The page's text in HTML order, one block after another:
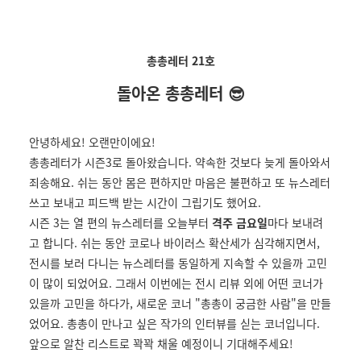
총총레터 21호
돌아온 총총레터 😎
안녕하세요! 오랜만이에요!
총총레터가 시즌3로 돌아왔습니다. 약속한 것보다 늦게 돌아와서
죄송해요. 쉬는 동안 몸은 편하지만 마음은 불편하고 또 뉴스레터
쓰고 보내고 피드백 받는 시간이 그립기도 했어요.
시즌 3는 열 편의 뉴스레터를 오늘부터 격주 금요일마다 보내려
고 합니다. 쉬는 동안 코로나 바이러스 확산세가 심각해지면서,
전시를 보러 다니는 뉴스레터를 동일하게 지속할 수 있을까 고민
이 많이 되었어요. 그래서 이번에는 전시 리뷰 외에 어떤 코너가
있을까 고민을 하다가, 새로운 코너 "총총이 궁금한 사람"을 만들
었어요. 총총이 만나고 싶은 작가의 인터뷰를 싣는 코너입니다.
앞으로 알찬 리스트로 꽉꽉 채울 예정이니 기대해주세요!